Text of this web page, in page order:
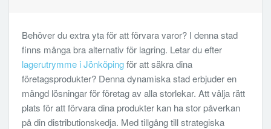
Behöver du extra yta för att förvara varor? I denna stad
finns många bra alternativ för lagring. Letar du efter
lagerutrymme i Jönköpingför att säkra dina
företagsprodukter? Denna dynamiska stad erbjuder en
mängd lösningar för företag av alla storlekar. Att välja rätt
plats för att förvara dina produkter kan ha stor påverkan
på din distributionskedja. Med tillgång till strategiska